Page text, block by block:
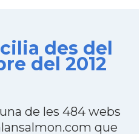
des del
del 2012
de les 484 webs
que